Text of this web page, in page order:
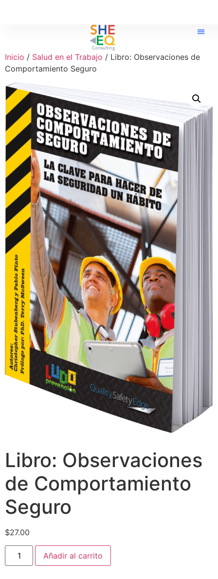
Inicio / Salud en el Trabajo / Libro: Observaciones de
Comportamiento Seguro
Libro: Observaciones
de Comportamiento
Seguro
$27.00
Añadir al carrito